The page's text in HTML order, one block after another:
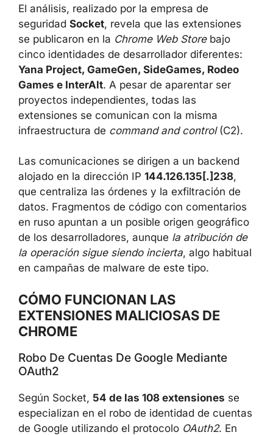
El análisis, realizado por la empresa de
seguridadSocket, revela que las extensiones
se publicaron en laChrome Web Storebajo
cinco identidades de desarrollador diferentes:
Yana Project, GameGen, SideGames, Rodeo
Games e InterAlt. A pesar de aparentar ser
proyectos independientes, todas las
extensiones se comunican con la misma
Las comunicaciones se dirigen a un backend
alojado en la dirección IP144.126.135[.]238,
que centraliza las órdenes y la exfiltración de
datos. Fragmentos de código con
comentarios en ruso apuntan a un posible
origen geográfico de los desarrolladores,
aunquela atribución de la operación sigue
malware de este tipo.
CÓMO FUNCIONAN LAS
CHROME
OAuth2
Según Socket,54 de las 108 extensiones se